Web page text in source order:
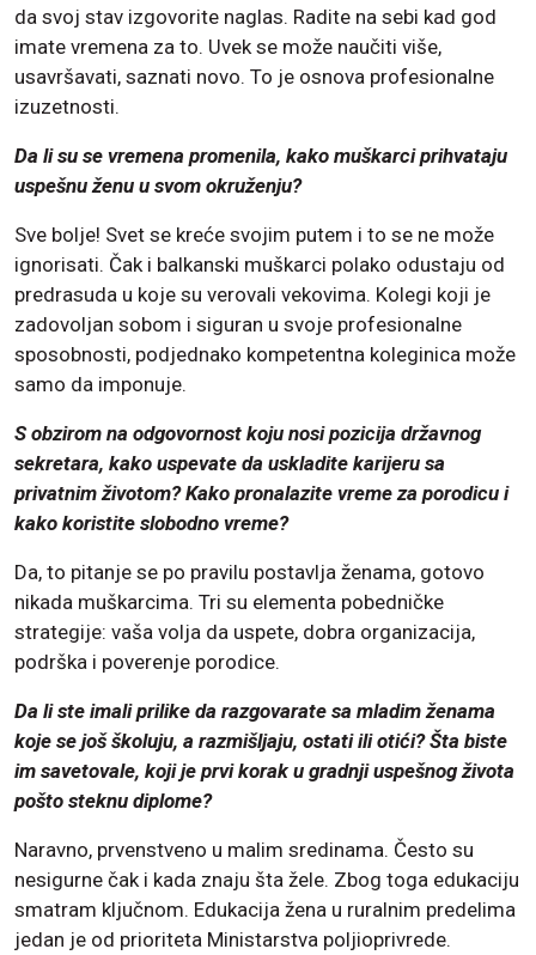
da svoj stav izgovorite naglas. Radite na sebi kad god
imate vremena za to. Uvek se može naučiti više,
usavršavati, saznati novo. To je osnova profesionalne
izuzetnosti.
Da li su se vremena promenila, kako muškarci prihvataju
uspešnu ženu u svom okruženju?
Sve bolje! Svet se kreće svojim putem i to se ne može
ignorisati. Čak i balkanski muškarci polako odustaju od
predrasuda u koje su verovali vekovima. Kolegi koji je
zadovoljan sobom i siguran u svoje profesionalne
sposobnosti, podjednako kompetentna koleginica može
samo da imponuje.
S obzirom na odgovornost koju nosi pozicija državnog
sekretara, kako uspevate da uskladite karijeru sa
privatnim životom? Kako pronalazite vreme za porodicu i
kako koristite slobodno vreme?
Da, to pitanje se po pravilu postavlja ženama, gotovo
nikada muškarcima. Tri su elementa pobedničke
strategije: vaša volja da uspete, dobra organizacija,
podrška i poverenje porodice.
Da li ste imali prilike da razgovarate sa mladim ženama
koje se još školuju, a razmišljaju, ostati ili otići? Šta biste
im savetovale, koji je prvi korak u gradnji uspešnog života
pošto steknu diplome?
Naravno, prvenstveno u malim sredinama. Često su
nesigurne čak i kada znaju šta žele. Zbog toga edukaciju
smatram ključnom. Edukacija žena u ruralnim predelima
jedan je od prioriteta Ministarstva poljioprivrede.